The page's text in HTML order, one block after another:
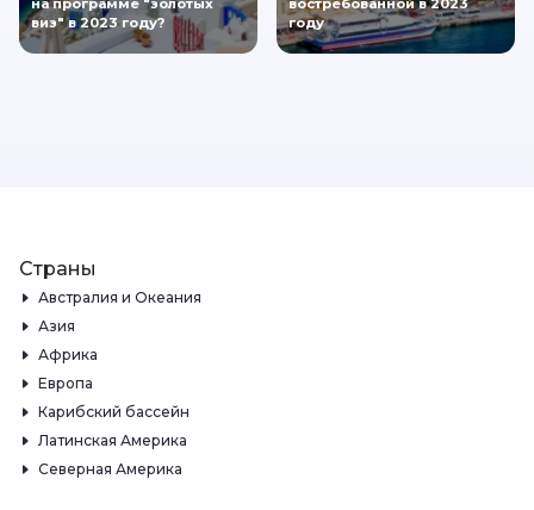
на программе "золотых
виз" в 2023 году?
востребованной в 2023
году
Страны
Австралия и Океания
Азия
Африка
Европа
Карибский бассейн
Латинская Америка
Северная Америка